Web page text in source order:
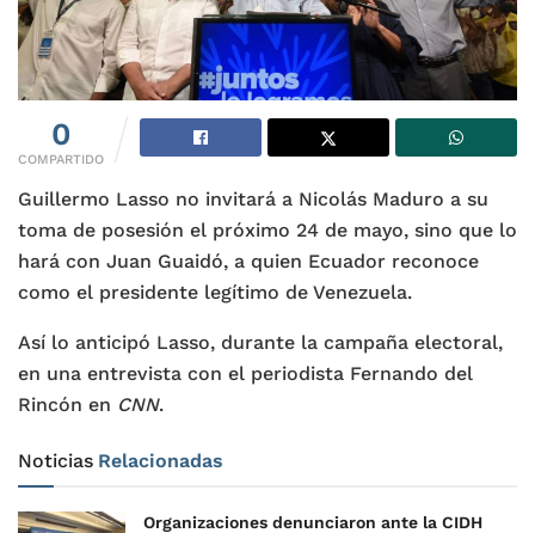
0
COMPARTIDO
Guillermo Lasso no invitará a Nicolás Maduro a su
toma de posesión el próximo 24 de mayo, sino que lo
hará con Juan Guaidó, a quien Ecuador reconoce
como el presidente legítimo de Venezuela.
Así lo anticipó Lasso, durante la campaña electoral,
en una entrevista con el periodista Fernando del
Rincón en CNN.
Noticias Relacionadas
Organizaciones denunciaron ante la CIDH